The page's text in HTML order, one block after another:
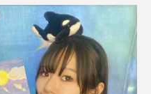
動物園
北極 医療